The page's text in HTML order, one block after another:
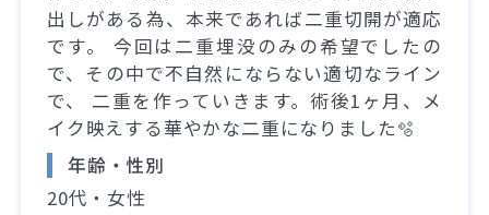
出しがある為、本来であれば二重切開が適応
です。 今回は二重埋没のみの希望でしたの
で、その中で不自然にならない適切なライン
で、 二重を作っていきます。術後1ヶ月、メ
イク映えする華やかな二重になりました🫧
年齢・性別
20代・女性